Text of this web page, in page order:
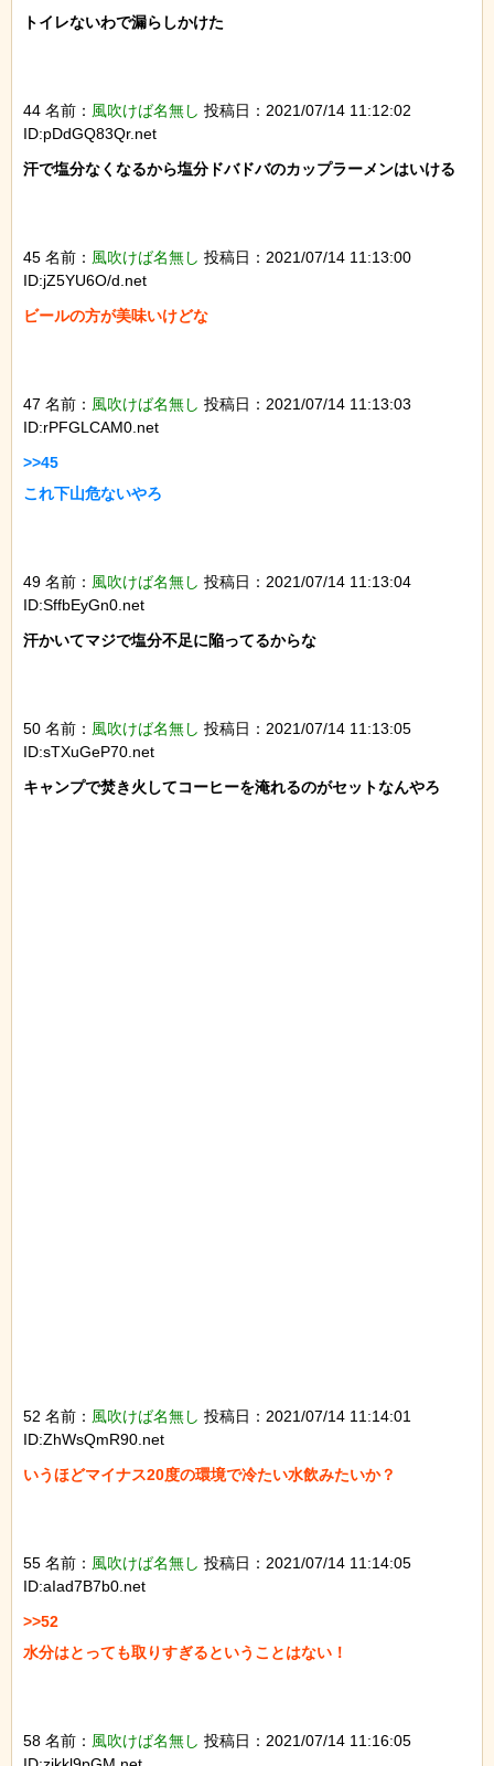
トイレないわで漏らしかけた
44 名前： 風吹けば名無し 投稿日：2021/07/14 11:12:02
ID:pDdGQ83Qr.net
汗で塩分なくなるから塩分ドバドバのカップラーメンはいける
45 名前： 風吹けば名無し 投稿日：2021/07/14 11:13:00
ID:jZ5YU6O/d.net
ビールの方が美味いけどな
47 名前： 風吹けば名無し 投稿日：2021/07/14 11:13:03
ID:rPFGLCAM0.net
>>45
これ下山危ないやろ
49 名前： 風吹けば名無し 投稿日：2021/07/14 11:13:04
ID:SffbEyGn0.net
汗かいてマジで塩分不足に陥ってるからな
50 名前： 風吹けば名無し 投稿日：2021/07/14 11:13:05
ID:sTXuGeP70.net
キャンプで焚き火してコーヒーを淹れるのがセットなんやろ
52 名前： 風吹けば名無し 投稿日：2021/07/14 11:14:01
ID:ZhWsQmR90.net
いうほどマイナス20度の環境で冷たい水飲みたいか？
55 名前： 風吹けば名無し 投稿日：2021/07/14 11:14:05
ID:aIad7B7b0.net
>>52
水分はとっても取りすぎるということはない！
58 名前： 風吹けば名無し 投稿日：2021/07/14 11:16:05